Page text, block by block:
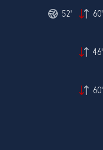
52' 60'
46'
60'